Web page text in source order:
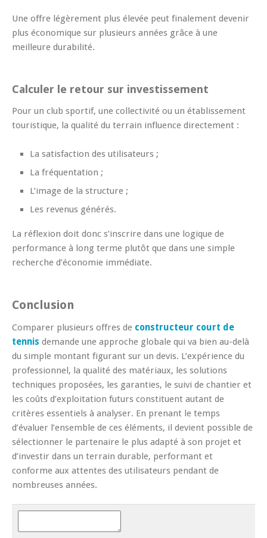
Une offre légèrement plus élevée peut finalement devenir
plus économique sur plusieurs années grâce à une
meilleure durabilité.
Calculer le retour sur investissement
Pour un club sportif, une collectivité ou un établissement
touristique, la qualité du terrain influence directement :
La satisfaction des utilisateurs ;
La fréquentation ;
L’image de la structure ;
Les revenus générés.
La réflexion doit donc s’inscrire dans une logique de
performance à long terme plutôt que dans une simple
recherche d’économie immédiate.
Conclusion
Comparer plusieurs offres de constructeur court de
tennis demande une approche globale qui va bien au-delà
du simple montant figurant sur un devis. L’expérience du
professionnel, la qualité des matériaux, les solutions
techniques proposées, les garanties, le suivi de chantier et
les coûts d’exploitation futurs constituent autant de
critères essentiels à analyser. En prenant le temps
d’évaluer l’ensemble de ces éléments, il devient possible de
sélectionner le partenaire le plus adapté à son projet et
d’investir dans un terrain durable, performant et
conforme aux attentes des utilisateurs pendant de
nombreuses années.